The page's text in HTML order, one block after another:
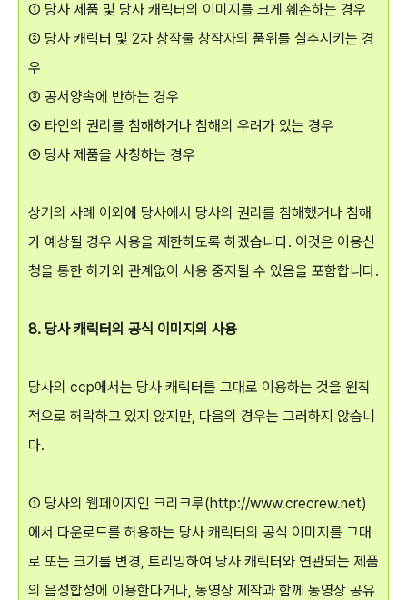
① 당사 제품 및 당사 캐릭터의 이미지를 크게 훼손하는 경우
② 당사 캐릭터 및 2차 창작물 창작자의 품위를 실추시키는 경
우
③ 공서양속에 반하는 경우
④ 타인의 권리를 침해하거나 침해의 우려가 있는 경우
⑤ 당사 제품을 사칭하는 경우
상기의 사례 이외에 당사에서 당사의 권리를 침해했거나 침해
가 예상될 경우 사용을 제한하도록 하겠습니다. 이것은 이용신
청을 통한 허가와 관계없이 사용 중지될 수 있음을 포함합니다.
8. 당사 캐릭터의 공식 이미지의 사용
당사의 ccp에서는 당사 캐릭터를 그대로 이용하는 것을 원칙
적으로 허락하고 있지 않지만, 다음의 경우는 그러하지 않습니
다.
① 당사의 웹페이지인 크리크루(http://www.crecrew.net)
에서 다운로드를 허용하는 당사 캐릭터의 공식 이미지를 그대
로 또는 크기를 변경, 트리밍하여 당사 캐릭터와 연관되는 제품
의 음성합성에 이용한다거나, 동영상 제작과 함께 동영상 공유